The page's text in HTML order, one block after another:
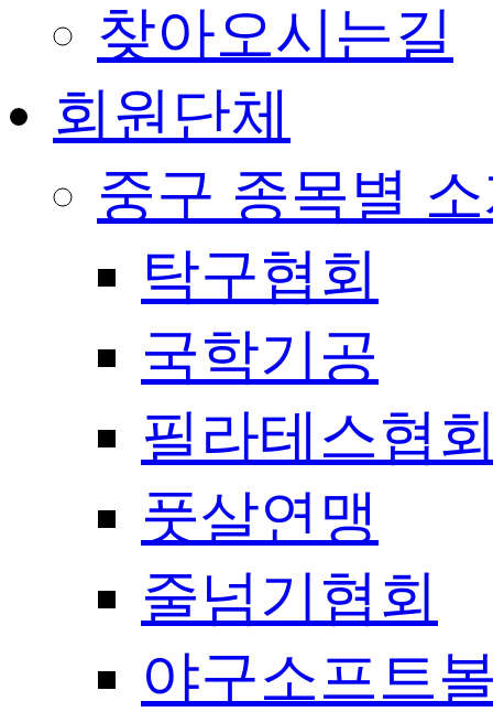
찾아오시는길
회원단체
중구 종목별
탁구협회
국학기공
필라테스협
풋살연맹
줄넘기협회
야구소프트